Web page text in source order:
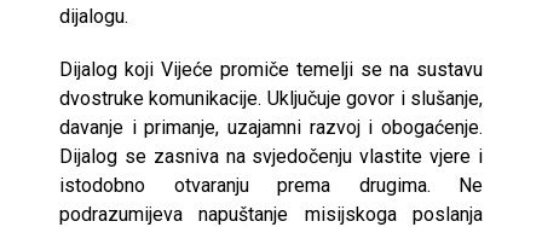
dijalogu.
Dijalog koji Vijeće promiče temelji se na sustavu
dvostruke komunikacije. Uključuje govor i slušanje,
davanje i primanje, uzajamni razvoj i obogaćenje.
Dijalog se zasniva na svjedočenju vlastite vjere i
istodobno otvaranju prema drugima. Ne
podrazumijeva napuštanje misijskoga poslanja